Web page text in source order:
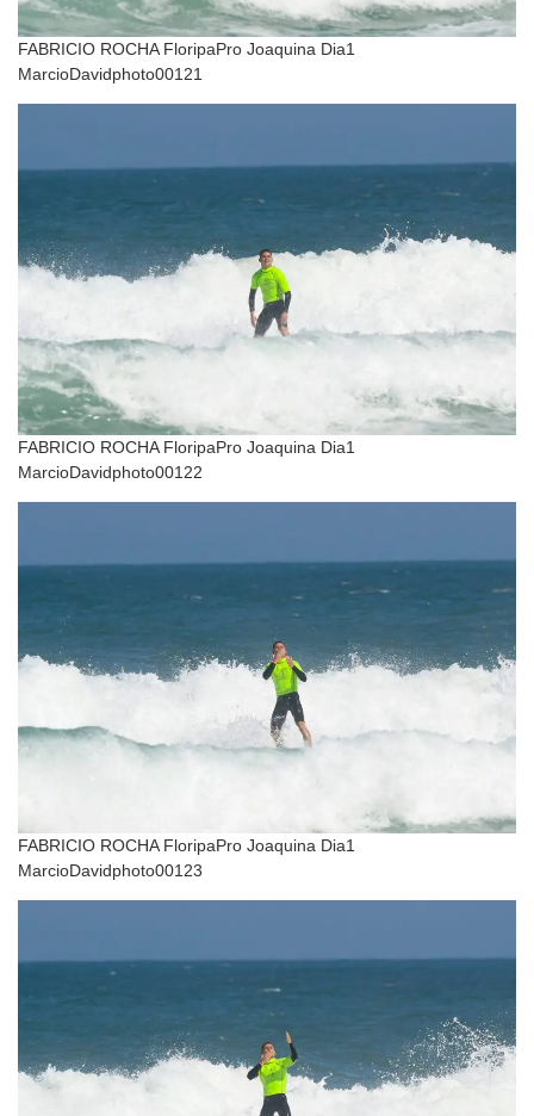
FABRICIO ROCHA FloripaPro Joaquina Dia1
MarcioDavidphoto00121
FABRICIO ROCHA FloripaPro Joaquina Dia1
MarcioDavidphoto00122
FABRICIO ROCHA FloripaPro Joaquina Dia1
MarcioDavidphoto00123